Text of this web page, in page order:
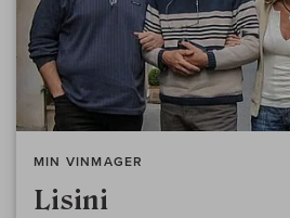
MIN VINMAGER
Lisini